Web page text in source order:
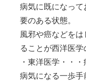
病気に既になっ
要のある状態。
風邪や癌などを
ることが西洋医学
・東洋医学 ・・・
病気になる一歩